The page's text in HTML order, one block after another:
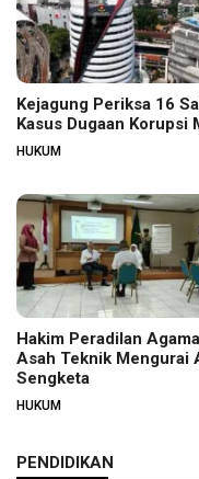
Kejagung Periksa 16
Kasus Dugaan Korupsi
HUKUM
Hakim Peradilan Agama
Asah Teknik Mengurai
Sengketa
HUKUM
PENDIDIKAN